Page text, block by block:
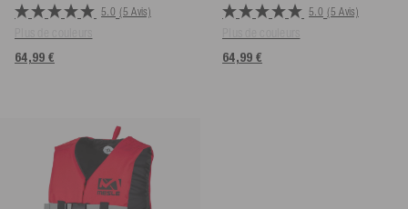
5.0 (5 Avis)
64,99 €
5.0 (5 Avis)
64,99 €